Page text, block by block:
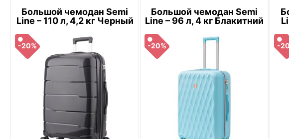
Большой чемодан Semi
Line – 110 л, 4,2 кг Черный
-20%
Большой чемодан Semi
Line – 96 л, 4 кг Блакитний
-20% -